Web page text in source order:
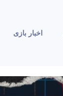
اخبار بازی